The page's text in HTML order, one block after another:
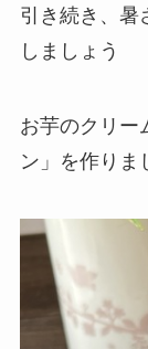
引き続き、暑
しましょう
お芋のクリ
ン」を作りま